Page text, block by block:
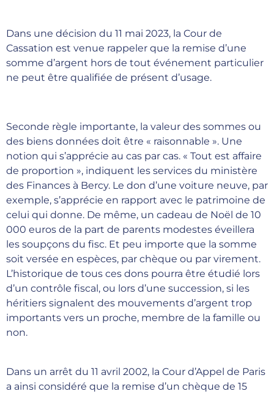
Dans une décision du 11 mai 2023, la Cour de
Cassation est venue rappeler que la remise d’une
somme d’argent hors de tout événement particulier
ne peut être qualifiée de présent d’usage.
Seconde règle importante, la valeur des sommes ou
des biens données doit être « raisonnable ». Une
notion qui s’apprécie au cas par cas. « Tout est affaire
de proportion », indiquent les services du ministère
des Finances à Bercy. Le don d’une voiture neuve, par
exemple, s’apprécie en rapport avec le patrimoine de
celui qui donne. De même, un cadeau de Noël de 10
000 euros de la part de parents modestes éveillera
les soupçons du fisc. Et peu importe que la somme
soit versée en espèces, par chèque ou par virement.
L’historique de tous ces dons pourra être étudié lors
d’un contrôle fiscal, ou lors d’une succession, si les
héritiers signalent des mouvements d’argent trop
importants vers un proche, membre de la famille ou
non.
Dans un arrêt du 11 avril 2002, la Cour d’Appel de Paris
a ainsi considéré que la remise d’un chèque de 15